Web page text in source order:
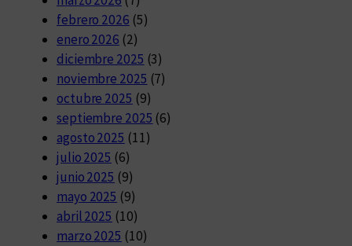
febrero 2026 (5)
enero 2026 (2)
diciembre 2025 (3)
noviembre 2025 (7)
octubre 2025 (9)
septiembre 2025 (6)
agosto 2025 (11)
julio 2025 (6)
junio 2025 (9)
mayo 2025 (9)
abril 2025 (10)
marzo 2025 (10)